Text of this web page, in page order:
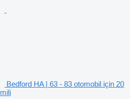
Bedford HA | 63 - 83 otomobil için 20